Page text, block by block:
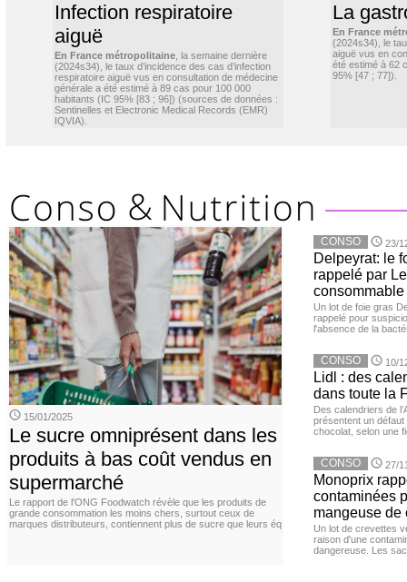
Infection respiratoire
aiguë
En France métropolitaine , la semaine dernière
(2024s34), le taux d’incidence des cas d’infection
respiratoire aiguë vus en consultation de médecine
générale a été estimé à 89 cas pour 100 000
habitants (IC 95% [83 ; 96]) (sources de données :
Sentinelles et Electronic Medical Records (EMR)
IQVIA).
La
En France
(2024s34), le
aiguë vus en
été estimé à 62
95% [47 ; 77]).
15/01/2025
Le sucre omniprésent dans les
produits à bas coût vendus en
supermarché
Le rapport de l'ONG Foodwatch révèle que les produits de
grande consommation les moins chers, surtout ceux de
marques distributeurs, contiennent plus de sucre que leurs éq
CONSO 23/
Delpeyrat: le
rappelé par
consommable
Un lot de foie gras
rappelé pour
l'absence de la
CONSO 10/
Lidl : des
dans toute la
Des calendriers de
présentent un défaut
chocolat, selon une
CONSO 27/
Monoprix
contaminées
mangeuse de
Un lot de crevettes
raison d'une
dangereuse. Les